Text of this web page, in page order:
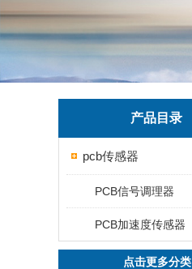
产品目录
pcb传感器
PCB信号调理器
PCB加速度传感器
点击更多分类